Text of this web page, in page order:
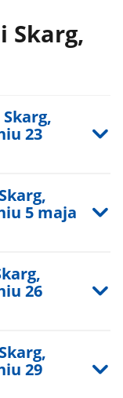
Skarg,
23
5 maja
26
29